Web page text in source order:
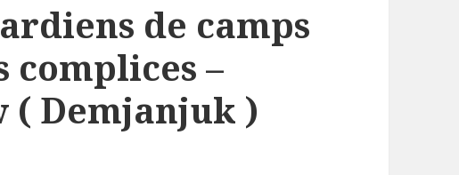
de camps
complices –
( Demjanjuk )